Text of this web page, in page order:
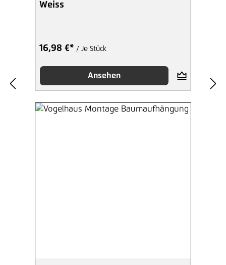
Weiss
16,98 €* / Je Stück
Ansehen